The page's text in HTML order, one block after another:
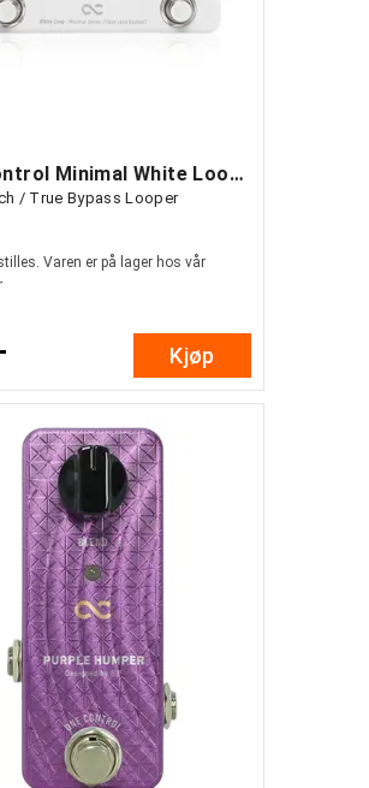
One Control Minimal White Loop with BJF
/ True Bypass Looper
Varen er på lager hos vår
Kjøp